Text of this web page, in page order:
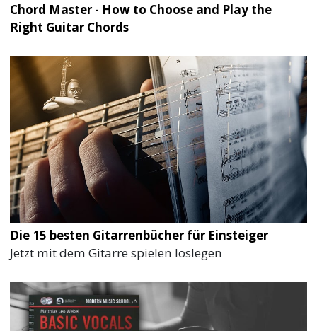
Chord Master - How to Choose and Play the
Right Guitar Chords
Die 15 besten Gitarrenbücher für Einsteiger
Jetzt mit dem Gitarre spielen loslegen